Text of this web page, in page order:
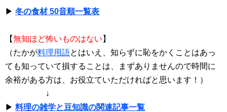
▶ 冬の食材 50音順一覧表
【無知ほど怖いものはない 】
（たかが料理用語とはいえ、知らずに恥をかくことはあっ
ても知っていて損することは、まずありませんので時間に
余裕がある方は、お役立ていただければと思います！）
↓
▶ 料理の雑学と豆知識の関連記事一覧